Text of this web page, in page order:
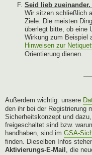
Seid lieb zueinander.
Wir sitzen schließlich
Ziele. Die meisten
überlegt bitte, ob eine
Wirkung zum Beispiel
Hinweisen zur
Orientierung dienen.
Außerdem wichtig: unsere
den ihr bei der Registrierung
Sicherheitskonzept und
freigeschaltet sind bzw.
handhaben, sind im GSA-
finden. Dieselben Infos
Aktivierungs-E-Mail , die